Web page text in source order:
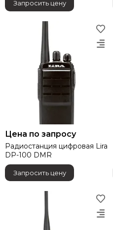
Запросить цену
Цена по запросу
Радиостанция цифровая Lira
DP-100 DMR
Запросить цену